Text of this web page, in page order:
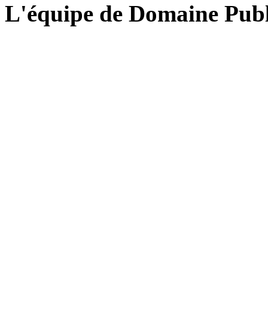
L'équipe de Domaine